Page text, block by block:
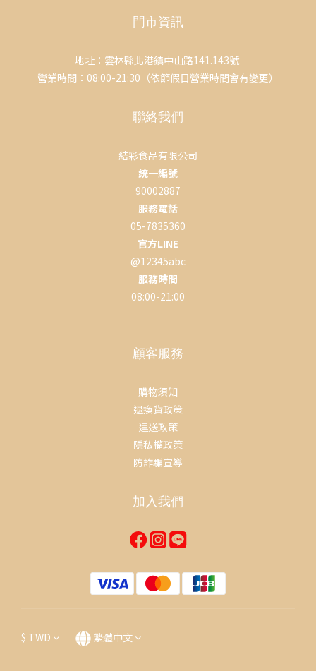
門市資訊
地址：雲林縣北港鎮中山路141.143號
營業時間：08:00-21:30（依節假日營業時間會有變更）
聯絡我們
結彩食品有限公司
統一編號
90002887
服務電話
05-7835360
官方LINE
@12345abc
服務時間
08:00-21:00
顧客服務
購物須知
退換貨政策
運送政策
隱私權政策
防詐騙宣導
加入我們
$ TWD 繁體中文